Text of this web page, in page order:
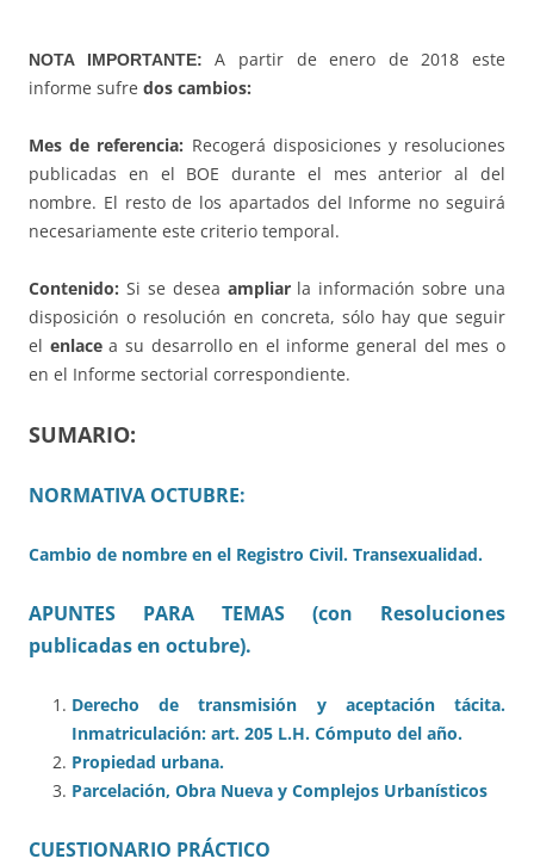
NOTA IMPORTANTE:A partir de enero de 2018 este
informe sufre dos cambios:
Mes de referencia: Recogerá disposiciones y resoluciones
publicadas en el BOE durante el mes anterior al del
nombre. El resto de los apartados del Informe no seguirá
necesariamente este criterio temporal.
Contenido: Si se desea ampliarla información sobre una
disposición o resolución en concreta, sólo hay que seguir
el enlacea su desarrollo en el informe general del mes o
en el Informe sectorial correspondiente.
SUMARIO:
NORMATIVA OCTUBRE:
Cambio de nombre en el Registro Civil. Transexualidad.
APUNTES PARA TEMAS (con Resoluciones
publicadas en octubre).
Derecho de transmisión y aceptación tácita.
Inmatriculación: art. 205 L.H. Cómputo del año.
Propiedad urbana.
Parcelación, Obra Nueva y Complejos Urbanísticos
CUESTIONARIO PRÁCTICO